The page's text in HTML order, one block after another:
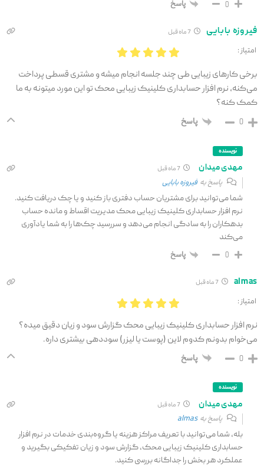
0 پاسخ
فیروزه بابایی 7 ماه قبل
امتیاز :
برخی کارهای زیبایی طی چند جلسه انجام میشه و مشتری قسطی پرداخت
می‌کنه، نرم افزار حسابداری کلینیک زیبایی محک تو این مورد میتونه به ما
کمک کنه؟
0 پاسخ
نویسنده
مهدی میدان
پاسخ بهفیروزه بابایی
شما می‌توانید برای مشتریان حساب دفتری باز کنید و یا چک دریافت کنید.
نرم افزار حسابداری کلینیک زیبایی محک مدیریت اقساط و مانده حساب
بدهکاران را به سادگی انجام می‌دهد و سررسید چک‌ها را به شما یادآوری
می‌کند
0 پاسخ
almas 7 ماه قبل
امتیاز :
نرم افزار حسابداری کلینیک زیبایی محک گزارش سود و زیان دقیق میده؟
می‌خوام بدونم کدوم لاین (پوست یا لیزر) سوددهی بیشتری داره.
0 پاسخ
نویسنده
مهدی میدان
پاسخ بهalmas
بله، شما می‌توانید با تعریف مراکز هزینه یا گروه‌بندی خدمات در نرم افزار
حسابداری کلینیک زیبایی محک، گزارش سود و زیان تفکیکی بگیرید و
عملکرد هر بخش را جداگانه بررسی کنید.